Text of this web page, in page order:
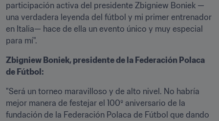
participación activa del presidente Zbigniew Boniek —
una verdadera leyenda del fútbol y mi primer entrenador
en Italia— hace de ella un evento único y muy especial
para mí".
Zbigniew Boniek, presidente de la Federación Polaca
de Fútbol:
"Será un torneo maravilloso y de alto nivel. No habría
mejor manera de festejar el 100º aniversario de la
fundación de la Federación Polaca de Fútbol que dando